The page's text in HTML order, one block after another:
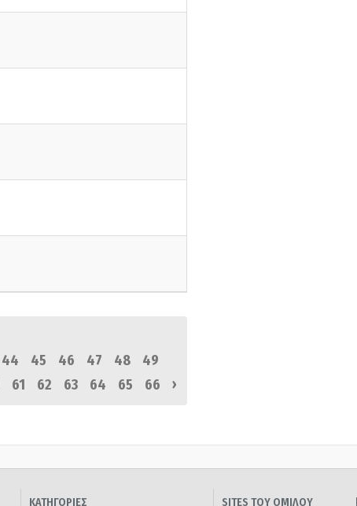
44 45 46 47 48
49
61 62 63 64 65 66 ›
ΚΑΤΗΓΟΡΙΕΣ SITES ΤΟΥ ΟΜΙΛΟΥ